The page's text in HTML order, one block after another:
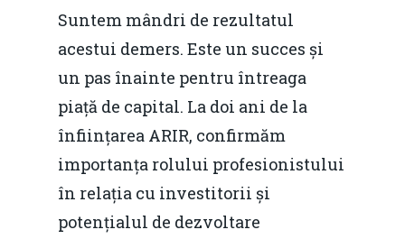
Suntem mândri de rezultatul
acestui demers. Este un succes și
un pas înainte pentru întreaga
piață de capital. La doi ani de la
înființarea ARIR, confirmăm
importanța rolului profesionistului
în relația cu investitorii și
potențialul de dezvoltare
concurenţă.
Soluții de
IMM
Rolul băncilor în
IMM
Redresare vs.
Fiscalitate pentru o
Video Forum Marea
Piața gazelor naturale:
predictibilitate,
concurență.
Contact
Daniel Apostol
Email: